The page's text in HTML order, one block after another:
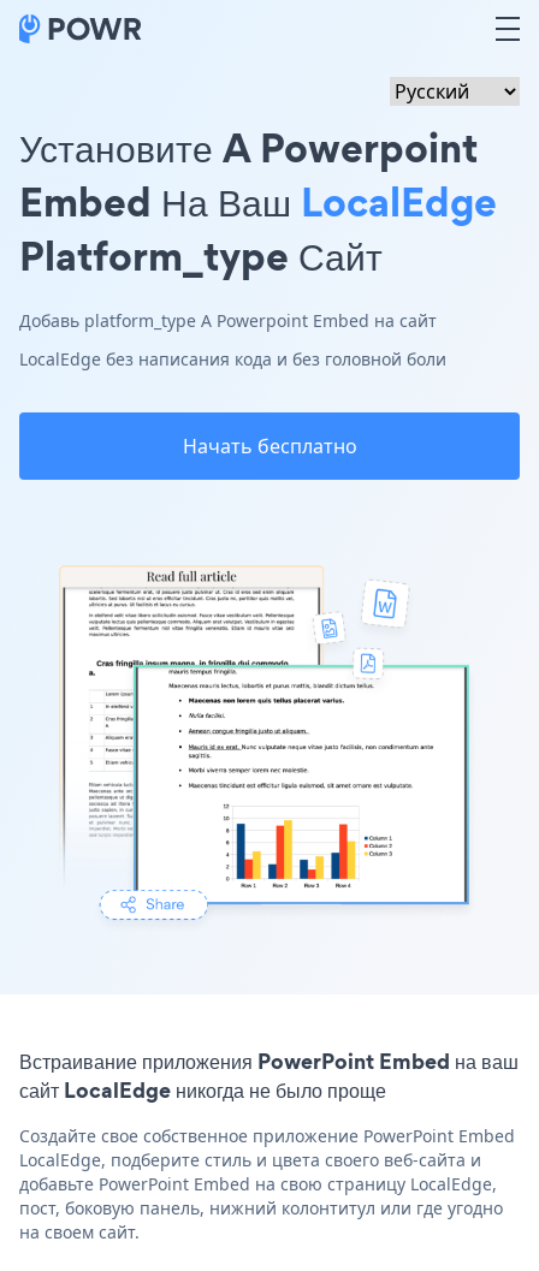
Установите A Powerpoint
Embed На Ваш LocalEdge
Platform_type Сайт
Добавь platform_type A Powerpoint Embed на сайт
LocalEdge без написания кода и без головной боли
Начать бесплатно
Встраивание приложения PowerPoint Embed на ваш
сайт LocalEdge никогда не было проще
Создайте свое собственное приложение PowerPoint Embed
LocalEdge, подберите стиль и цвета своего веб-сайта и
добавьте PowerPoint Embed на свою страницу LocalEdge,
пост, боковую панель, нижний колонтитул или где угодно
на своем сайт.